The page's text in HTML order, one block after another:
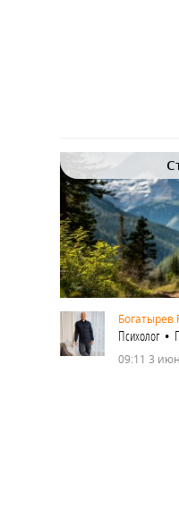
Богатырев
Психолог •
09:11 3